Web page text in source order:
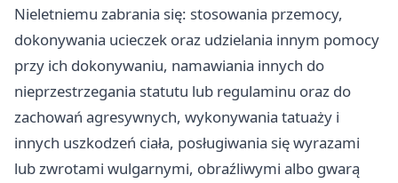
Nieletniemu zabrania się: stosowania przemocy,
dokonywania ucieczek oraz udzielania innym pomocy
przy ich dokonywaniu, namawiania innych do
nieprzestrzegania statutu lub regulaminu oraz do
zachowań agresywnych, wykonywania tatuaży i
innych uszkodzeń ciała, posługiwania się wyrazami
lub zwrotami wulgarnymi, obraźliwymi albo gwarą